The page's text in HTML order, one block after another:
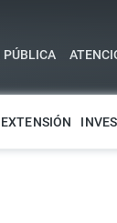
PÚBLICA
EXTENSIÓN